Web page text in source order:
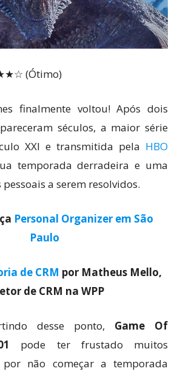
(Ótimo)
finalmente voltou! Após dois
séculos, a maior série
XXI e transmitida pela HBO
temporada derradeira e uma
a serem resolvidos.
Personal Organizer em São
Paulo
de CRM por Matheus Mello,
de CRM na WPP
desse ponto, Game Of
pode ter frustado muitos
por não começar a temporada